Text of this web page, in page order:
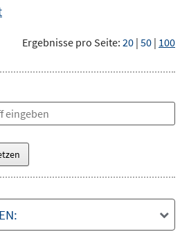
Ergebnisse pro Seite: 20 | 50 | 100